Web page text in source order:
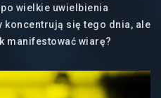
wielkie uwielbienia
koncentrują się tego dnia, ale
manifestować wiarę?